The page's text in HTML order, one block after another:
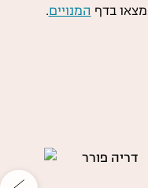
בדףהמנויים.